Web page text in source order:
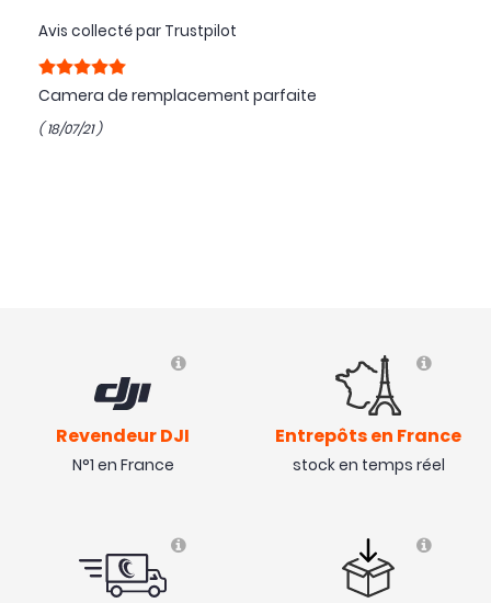
Avis collecté par Trustpilot
Camera de remplacement parfaite
( 18/07/21 )
Revendeur DJI
N°1 en France
Entrepôts en France
stock en temps réel